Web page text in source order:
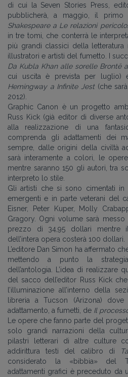
di cui la Seven Stories Press,
pubblicherà, a maggio, il primo
Shakespeare a Le relazioni
in tre tomi, che conterrà le
più grandi classici della letteratura
illustratori e artisti del fumetto. I
Da Kubla Khan alle sorelle Brontë
cui uscita è prevista per luglio)
Hemingway a Infinite Jest (che
2012).
Graphic Canon è un progetto
Russ Kick (già editor di diverse
alla realizzazione di una
comprenda gli adattamenti dei
sempre, dalle origini della civiltà
sarà interamente a colori, le
mentre saranno 150 gli autori, tra
interpreto lo stile.
Gli artisti che si sono cimentati
emergenti e in parte veterani del
Eisner, Peter Kuper, Molly
Gragory. Ogni volume sarà messo
prezzo di 34,95 dollari mentre
dell’intera opera costerà 100 dollari.
L’editore Dan Simon ha affermato
mettendo a punto la
dell’antologia. L’idea di realizzare
del sacco dell’editor Russ Kick
l’illuminazione all’interno della
libreria a Tucson (Arizona)
adattamento, a fumetti, de Il
Le opere che fanno parte del
solo grandi narrazioni della
pilastri letterari di altre culture
addirittura testi del calibro di
considerato la «bibbia» del
adattamenti grafici è preceduto da